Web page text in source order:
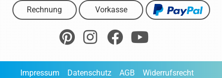
Rechnung Vorkasse
Impressum Datenschutz AGB
Widerrufsrecht